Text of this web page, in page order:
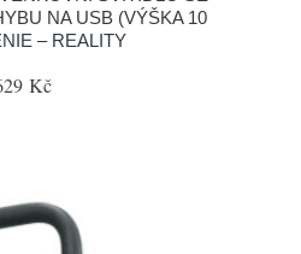
NA USB (VÝŠKA 10
– REALITY
Kč